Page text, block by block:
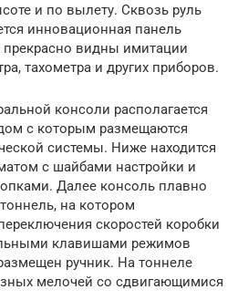
и по вылету. Сквозь руль
инновационная панель
прекрасно видны имитации
тахометра и других приборов.
консоли располагается
с которым размещаются
системы. Ниже находится
с шайбами настройки и
Далее консоль плавно
на котором
скоростей коробки
клавишами режимов
ручник. На тоннеле
мелочей со сдвигающимися